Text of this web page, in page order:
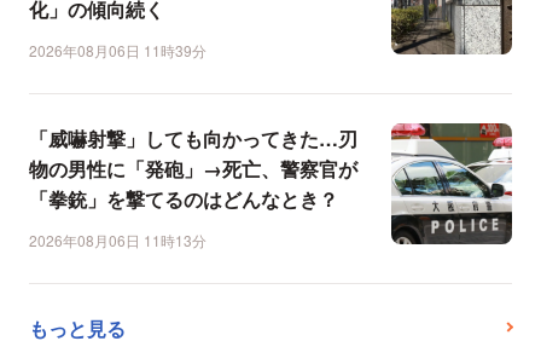
化」の傾向続く
2026年08月06日 11時39分
「威嚇射撃」しても向かってきた…刃
物の男性に「発砲」→死亡、警察官が
「拳銃」を撃てるのはどんなとき？
2026年08月06日 11時13分
もっと見る